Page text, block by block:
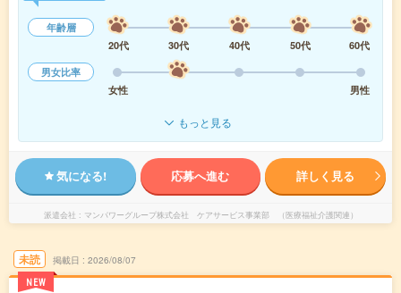
年齢層
20代
30代 40代 50代
60代
男女比率
女性
男性
もっと見る
気になる! 応募へ進む 詳しく見る
派遣会社 マンパワーグループ株式会社 ケアサービス事業部 （医療福祉介護関連）
未読
NEW
掲載日 2026/08/07